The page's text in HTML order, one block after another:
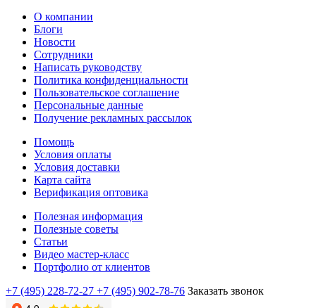
О компании
Блоги
Новости
Сотрудники
Написать руководству
Политика конфиденциальности
Пользовательское соглашение
Персональные данные
Получение рекламных рассылок
Помощь
Условия оплаты
Условия доставки
Карта сайта
Верификация оптовика
Полезная информация
Полезные советы
Статьи
Видео мастер-класс
Портфолио от клиентов
+7 (495) 228-72-27 +7 (495) 902-78-76 Заказать звонок